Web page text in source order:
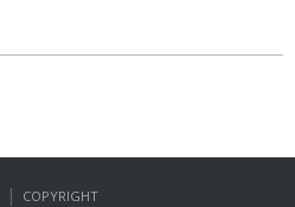
| COPYRIGHT